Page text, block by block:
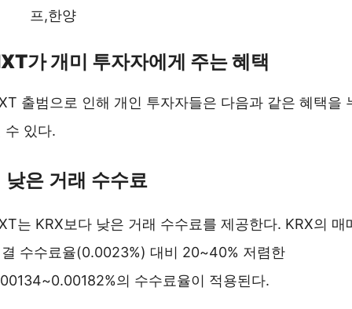
프,한양
가 개미 투자자에게 주는 혜택
출범으로 인해 개인 투자자들은 다음과 같은 혜택을
수 있다.
낮은 거래 수수료
는 KRX보다 낮은 거래 수수료를 제공한다. KRX의 매
수수료율(0.0023%) 대비 20~40% 저렴한
의 수수료율이 적용된다.